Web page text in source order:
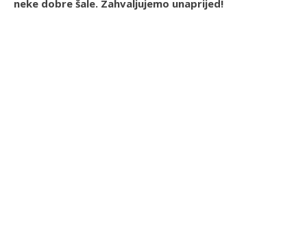
neke dobre šale. Zahvaljujemo unaprijed!